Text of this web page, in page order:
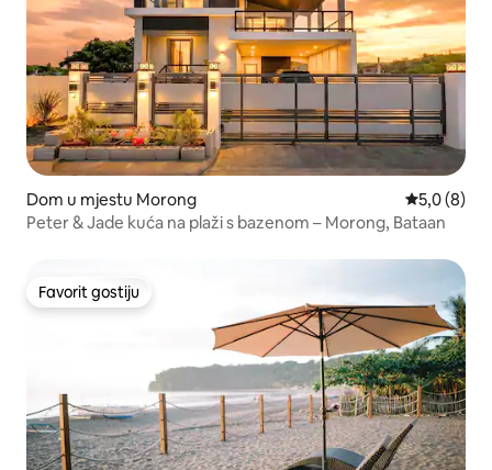
Dom u mjestu Morong Prosječna
5,0 (8)
Peter & Jade kuća na plaži s bazenom – Morong, Bataan
Favorit gostiju
Favorit gostiju